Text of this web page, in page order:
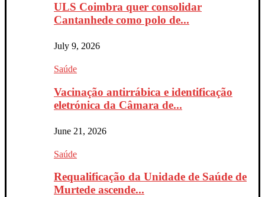
ULS Coimbra quer consolidar
Cantanhede como polo de...
July 9, 2026
Saúde
Vacinação antirrábica e identificação
eletrónica da Câmara de...
June 21, 2026
Saúde
Requalificação da Unidade de Saúde de
Murtede ascende...